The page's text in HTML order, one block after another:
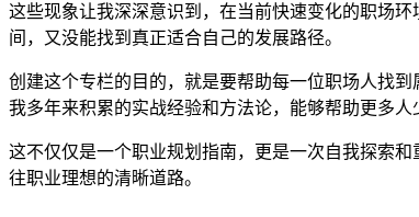
这些现象让我深深意识到，在当前快速变化的职场
间，又没能找到真正适合自己的发展路径。
创建这个专栏的目的，就是要帮助每一位职场人找
我多年来积累的实战经验和方法论，能够帮助更多
这不仅仅是一个职业规划指南，更是一次自我探索
往职业理想的清晰道路。